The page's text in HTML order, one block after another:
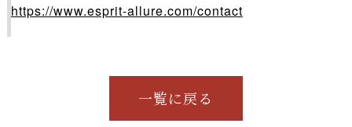
https://www.esprit-allure.com/contact
一覧に戻る